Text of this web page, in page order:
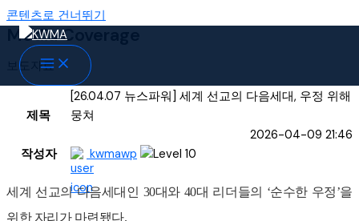
콘텐츠로 건너뛰기
Media Coverage
보도자료
제목
[26.04.07 뉴스파워] 세계 선교의 다음세대, 우정 위해
뭉쳐
2026-04-09 21:46
작성자
kwmawp
세계 선교의 다음세대인 30대와 40대 리더들의 ‘순수한 우정’을
위한 자리가 마련됐다.